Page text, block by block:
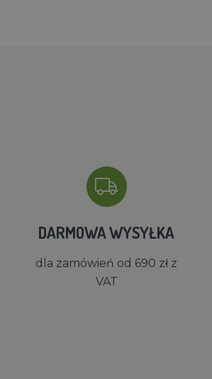
DARMOWA WYSYŁKA
dla zamówień od 690 zł z
VAT